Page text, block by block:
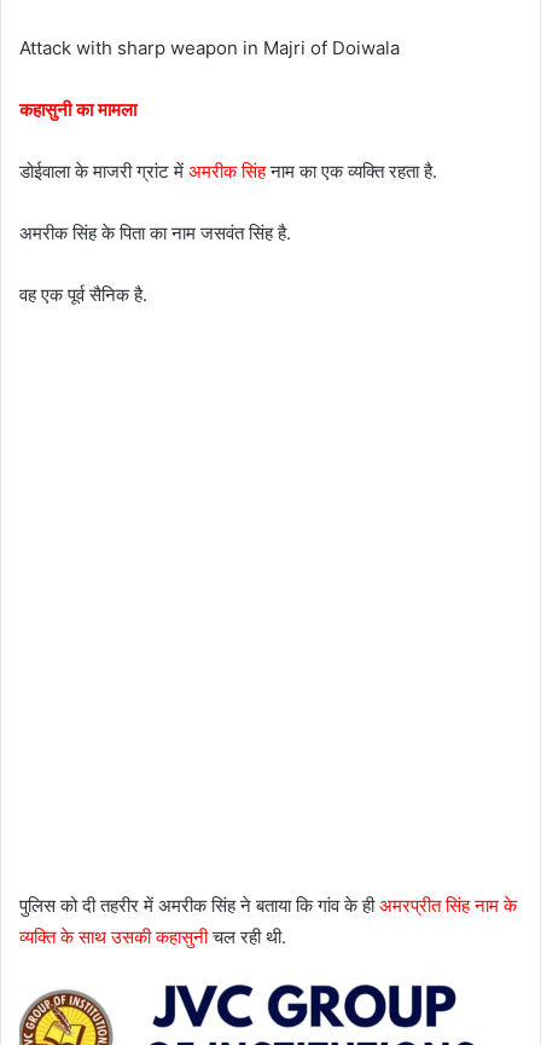
Attack with sharp weapon in Majri of Doiwala
कहासुनी का मामला
डोईवाला के माजरी ग्रांट में अमरीक सिंहनाम का एक व्यक्ति रहता है.
अमरीक सिंह के पिता का नाम जसवंत सिंह है.
वह एक पूर्व सैनिक है.
पुलिस को दी तहरीर में अमरीक सिंह ने बताया कि गांव के हीअमरप्रीत सिंह नाम के
व्यक्ति के साथ उसकी कहासुनीचल रही थी.